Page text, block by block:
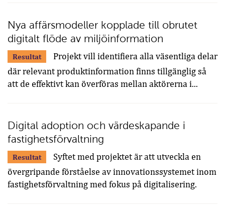
Nya affärsmodeller kopplade till obrutet
digitalt flöde av miljöinformation
Resultat
Projekt vill identifiera alla väsentliga delar
där relevant produktinformation finns tillgänglig så
att de effektivt kan överföras mellan aktörerna i...
Digital adoption och värdeskapande i
fastighetsförvaltning
Resultat
Syftet med projektet är att utveckla en
övergripande förståelse av innovationssystemet inom
fastighetsförvaltning med fokus på digitalisering.